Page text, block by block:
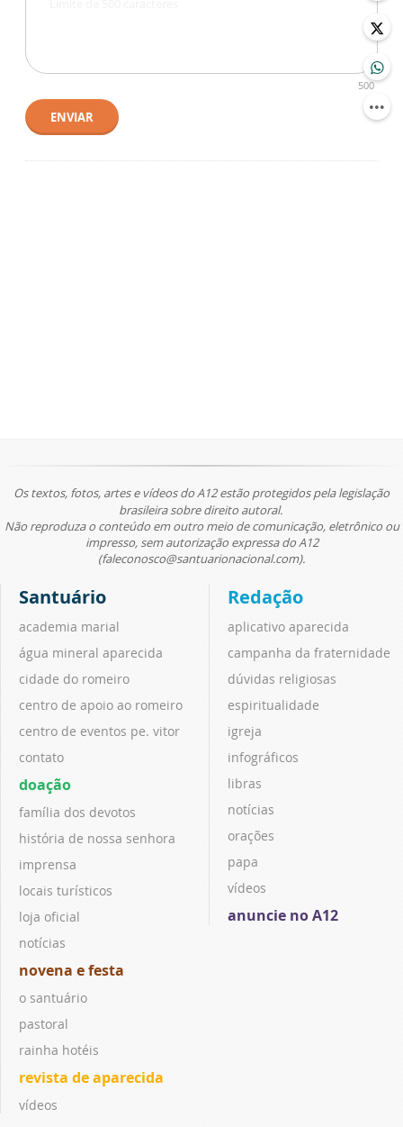
500
ENVIAR
Os textos, fotos, artes e vídeos do A12 estão protegidos pela legislação
brasileira sobre direito autoral.
Não reproduza o conteúdo em outro meio de comunicação, eletrônico ou
impresso, sem autorização expressa do A12
(faleconosco@santuarionacional.com).
Santuário
academia marial
água mineral aparecida
cidade do romeiro
centro de apoio ao romeiro
centro de eventos pe. vitor
contato
doação
família dos devotos
história de nossa senhora
imprensa
locais turísticos
loja oficial
notícias
novena e festa
o santuário
pastoral
rainha hotéis
revista de aparecida
vídeos
Redação
aplicativo aparecida
campanha da fraternidade
dúvidas religiosas
espiritualidade
igreja
infográficos
libras
notícias
orações
papa
vídeos
anuncie no A12